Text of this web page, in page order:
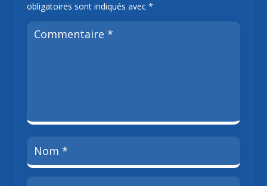
obligatoires sont indiqués avec *